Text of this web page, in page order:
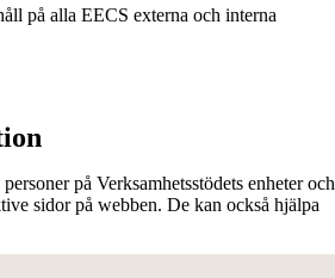
på alla EECS externa och interna
på Verksamhetsstödets enheter och
sidor på webben. De kan också hjälpa